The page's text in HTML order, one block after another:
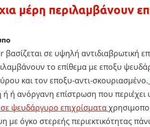
μέρη περιλαμβάνουν
βασίζεται σε υψηλή αντιδιαβρωτική
το επίθεμα με εποξυ
και τον εποξυ-αντι-σκουριασμένο.
ή ή ανόργανη επίστρωση που
ψευδάργυρο επιχρίσματα
με όγκο στερεής περιεκτικότητας